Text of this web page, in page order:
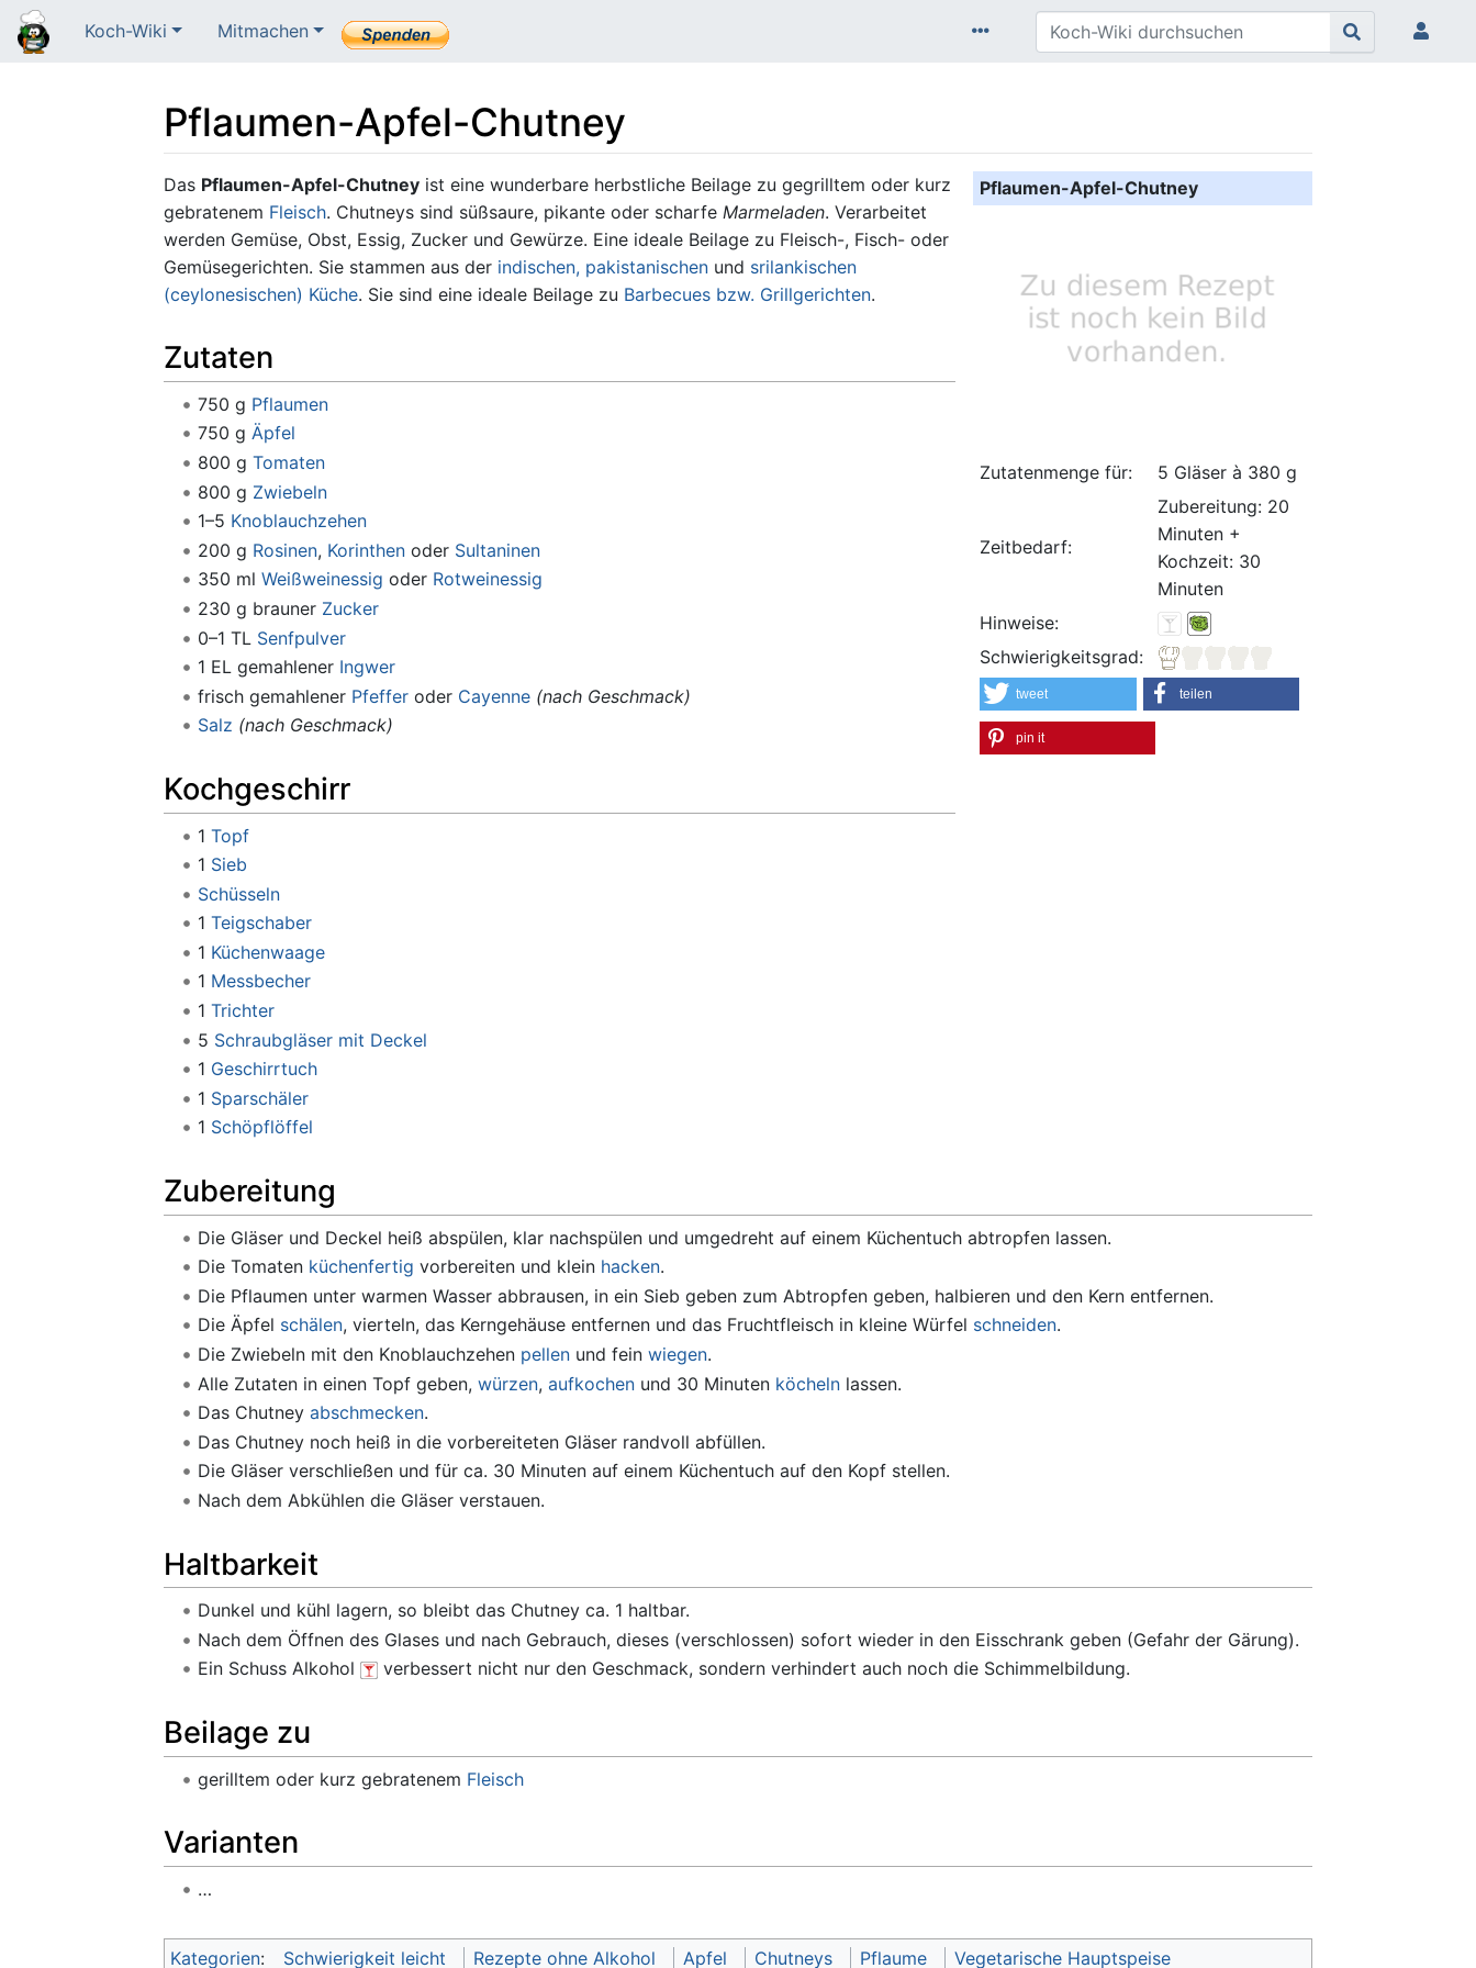
Koch-Wiki Mitmachen
Pflaumen-Apfel-Chutney
Wechseln zu:Navigation,Suche Pflaumen-Apfel-Chutney
Zutatenmenge für: 5 Gläser à 380 g
Zeitbedarf:
Zubereitung: 20
Minuten +
Kochzeit: 30
Minuten
Hinweise:
Schwierigkeitsgrad:
tweet teilen
pin it
Das Pflaumen-Apfel-Chutney ist eine wunderbare herbstliche Beilage zu gegrilltem oder kurz
gebratenem Fleisch. Chutneys sind süßsaure, pikante oder scharfe Marmeladen. Verarbeitet
werden Gemüse, Obst, Essig, Zucker und Gewürze. Eine ideale Beilage zu Fleisch-, Fisch- oder
Gemüsegerichten. Sie stammen aus der indischen, pakistanischen und srilankischen
(ceylonesischen) Küche. Sie sind eine ideale Beilage zu Barbecues bzw. Grillgerichten.
Zutaten
750 g Pflaumen
750 g Äpfel
800 g Tomaten
800 g Zwiebeln
1–5 Knoblauchzehen
200 g Rosinen, Korinthenoder Sultaninen
350 ml Weißweinessig oder Rotweinessig
230 g brauner Zucker
0–1 TL Senfpulver
1 EL gemahlener Ingwer
frisch gemahlener Pfefferoder Cayenne (nach Geschmack)
Salz (nach Geschmack)
Kochgeschirr
1 Topf
1 Sieb
Schüsseln
1 Teigschaber
1 Küchenwaage
1 Messbecher
1 Trichter
5 Schraubgläser mit Deckel
1 Geschirrtuch
1 Sparschäler
1 Schöpflöffel
Zubereitung
Die Gläser und Deckel heiß abspülen, klar nachspülen und umgedreht auf einem Küchentuch abtropfen lassen.
Die Tomaten küchenfertig vorbereiten und klein hacken.
Die Pflaumen unter warmen Wasser abbrausen, in ein Sieb geben zum Abtropfen geben, halbieren und den Kern entfernen.
Die Äpfel schälen, vierteln, das Kerngehäuse entfernen und das Fruchtfleisch in kleine Würfel schneiden.
Die Zwiebeln mit den Knoblauchzehen pellenund fein wiegen.
Alle Zutaten in einen Topf geben, würzen, aufkochenund 30 Minuten köchelnlassen.
Das Chutney abschmecken.
Das Chutney noch heiß in die vorbereiteten Gläser randvoll abfüllen.
Die Gläser verschließen und für ca. 30 Minuten auf einem Küchentuch auf den Kopf stellen.
Nach dem Abkühlen die Gläser verstauen.
Haltbarkeit
Dunkel und kühl lagern, so bleibt das Chutney ca. 1 haltbar.
Nach dem Öffnen des Glases und nach Gebrauch, dieses (verschlossen) sofort wieder in den Eisschrank geben (Gefahr der Gärung).
Ein Schuss Alkohol
verbessert nicht nur den Geschmack, sondern verhindert auch noch die Schimmelbildung.
Beilage zu
gerilltem oder kurz gebratenem Fleisch
Varianten
…
Kategorien: Schwierigkeit leicht Rezepte ohne Alkohol Apfel Chutneys Pflaume Vegetarische Hauptspeise